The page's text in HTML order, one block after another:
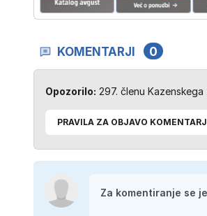
KOMENTARJI 0
Opozorilo: 297. členu
PRAVILA ZA OBJAVO